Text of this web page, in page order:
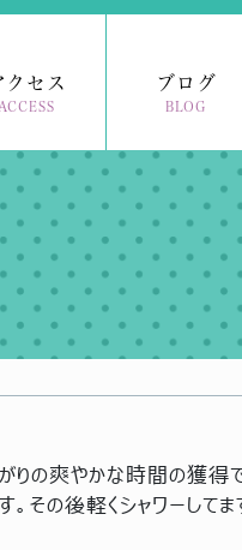
クセス
ACCESS
ブログ
BLOG
りの爽やかな時間の獲得
。その後軽くシャワーして